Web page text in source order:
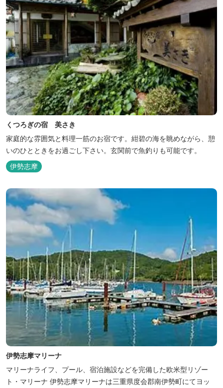
くつろぎの宿 美さき
家庭的な雰囲気と料理一筋のお宿です。紺碧の海を眺めながら、憩
いのひとときをお過ごし下さい。玄関前で魚釣りも可能です。
伊勢志摩
伊勢志摩マリーナ
マリーナライフ、プール、宿泊施設などを完備した欧米型リゾー
ト・マリーナ 伊勢志摩マリーナは三重県度会郡南伊勢町にてヨッ